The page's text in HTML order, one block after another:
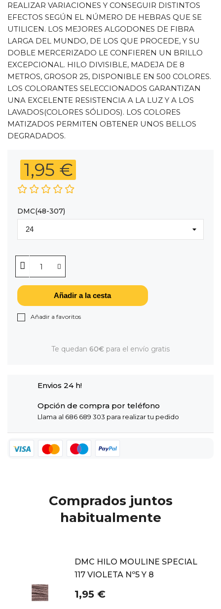
REALIZAR VARIACIONES Y CONSEGUIR DISTINTOS
EFECTOS SEGÚN EL NÚMERO DE HEBRAS QUE SE
UTILICEN. LOS MEJORES ALGODONES DE FIBRA
LARGA DEL MUNDO, DE LOS QUE PROCEDE, Y SU
DOBLE MERCERIZADO LE CONFIEREN UN BRILLO
EXCEPCIONAL. HILO DIVISIBLE, MADEJA DE 8
METROS, GROSOR 25, DISPONIBLE EN 500 COLORES.
LOS COLORANTES SELECCIONADOS GARANTIZAN
UNA EXCELENTE RESISTENCIA A LA LUZ Y A LOS
LAVADOS(COLORES SÓLIDOS). LOS COLORES
MATIZADOS PERMITEN OBTENER UNOS BELLOS
DEGRADADOS.
1,95 €
DMC(48-307)
Añadir a la cesta
Añadir a favoritos
Te quedan 60€ para el envío gratis
Envios 24 h!
Opción de compra por teléfono
Llama al 686 689 303 para realizar tu pedido
Comprados juntos
habitualmente
DMC HILO MOULINE SPECIAL
117 VIOLETA Nº5 Y 8
1,95 €